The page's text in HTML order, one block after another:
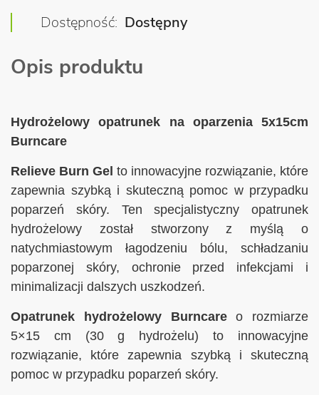
Dostępność Dostępny
Opis produktu
Hydrożelowy opatrunek na oparzenia 5x15cm
Burncare
Relieve Burn Gel to innowacyjne rozwiązanie, które
zapewnia szybką i skuteczną pomoc w przypadku
poparzeń skóry. Ten specjalistyczny opatrunek
hydrożelowy został stworzony z myślą o
natychmiastowym łagodzeniu bólu, schładzaniu
poparzonej skóry, ochronie przed infekcjami i
minimalizacji dalszych uszkodzeń.
Opatrunek hydrożelowy Burncareo rozmiarze
5×15 cm (30 g hydrożelu) to innowacyjne
rozwiązanie, które zapewnia szybką i skuteczną
pomoc w przypadku poparzeń skóry.